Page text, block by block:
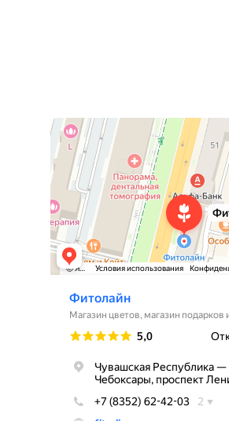
Фитолайн
Магазин цветов в Чебоксарах
Магазин подарков и сувениров в Чебоксарах